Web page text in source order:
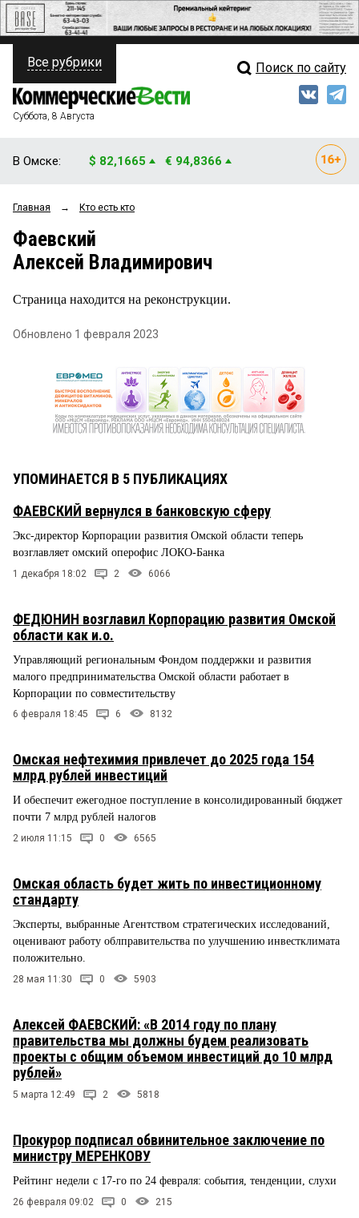
ПОЛИТИКА
ФИНАНСЫ
ОБЩЕСТВО
ЗАКОН
Свежий выпуск
Все рубрики Поиск по сайту
Суббота, 8 Августа
В Омске: $ 82,1665 € 94,8366
Главная → Кто есть кто
Фаевский
Алексей Владимирович
Страница находится на реконструкции.
Обновлено 1 февраля 2023
УПОМИНАЕТСЯ В 5 ПУБЛИКАЦИЯХ
ФАЕВСКИЙ вернулся в банковскую сферу
Экс-директор Корпорации развития Омской области теперь
возглавляет омский оперофис ЛОКО-Банка
1 декабря 18:02 2 6066
ФЕДЮНИН возглавил Корпорацию развития Омской
области как и.о.
Управляющий региональным Фондом поддержки и развития
малого предпринимательства Омской области работает в
Корпорации по совместительству
6 февраля 18:45 6 8132
Омская нефтехимия привлечет до 2025 года 154
млрд рублей инвестиций
И обеспечит ежегодное поступление в консолидированный бюджет
почти 7 млрд рублей налогов
2 июля 11:15 0 6565
Омская область будет жить по инвестиционному
стандарту
Эксперты, выбранные Агентством стратегических исследований,
оценивают работу облправительства по улучшению инвестклимата
положительно.
28 мая 11:30 0 5903
Алексей ФАЕВСКИЙ: «В 2014 году по плану
правительства мы должны будем реализовать
проекты с общим объемом инвестиций до 10 млрд
рублей»
5 марта 12:49 2 5818
Прокурор подписал обвинительное заключение по
министру МЕРЕНКОВУ
Рейтинг недели с 17-го по 24 февраля: события, тенденции, слухи
26 февраля 09:02 0 215